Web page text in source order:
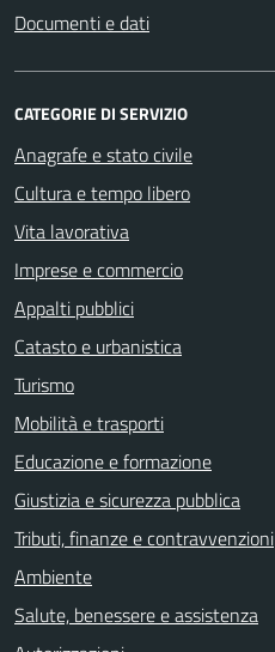
Documenti e dati
CATEGORIE DI SERVIZIO
Anagrafe e stato civile
Cultura e tempo libero
Vita lavorativa
Imprese e commercio
Appalti pubblici
Catasto e urbanistica
Turismo
Mobilità e trasporti
Educazione e formazione
Giustizia e sicurezza pubblica
Tributi, finanze e contravvenzioni
Ambiente
Salute, benessere e assistenza